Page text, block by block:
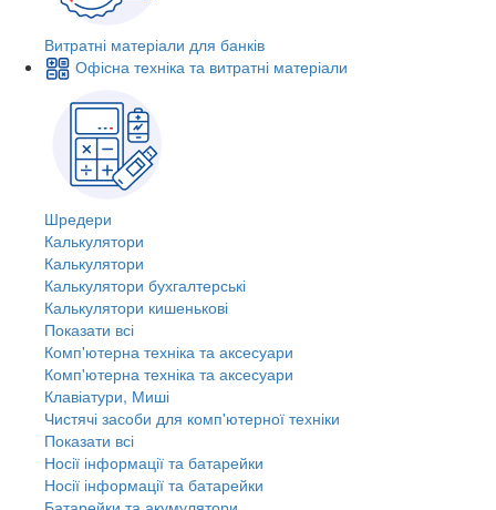
Витратні матеріали для банків
Офісна техніка та витратні матеріали
Шредери
Калькулятори
Калькулятори
Калькулятори бухгалтерські
Калькулятори кишенькові
Показати всі
Комп'ютерна техніка та аксесуари
Комп'ютерна техніка та аксесуари
Клавіатури, Миші
Чистячі засоби для комп'ютерної техніки
Показати всі
Носії інформації та батарейки
Носії інформації та батарейки